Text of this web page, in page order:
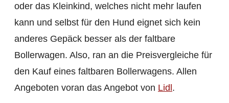
oder das Kleinkind, welches nicht mehr laufen
kann und selbst für den Hund eignet sich kein
anderes Gepäck besser als der faltbare
Bollerwagen. Also, ran an die Preisvergleiche für
den Kauf eines faltbaren Bollerwagens. Allen
Angeboten voran das Angebot von Lidl.